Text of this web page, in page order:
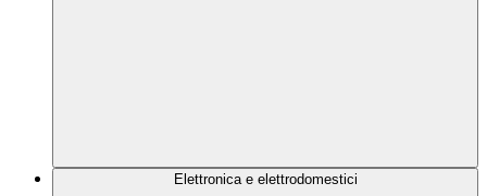
Elettronica e elettrodomestici